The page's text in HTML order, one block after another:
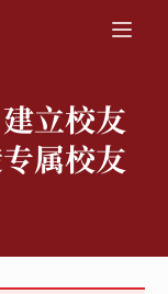
建立校友
属校友